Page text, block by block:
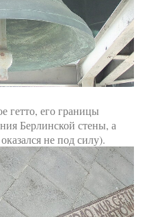
гетто, его границы
Берлинской стены, а
не под силу).